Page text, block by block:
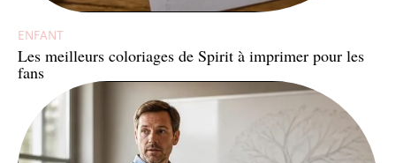
ENFANT
Les meilleurs coloriages de Spirit à imprimer pour les
fans